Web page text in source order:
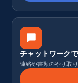
チャットワーク
連絡や書類のやり取り